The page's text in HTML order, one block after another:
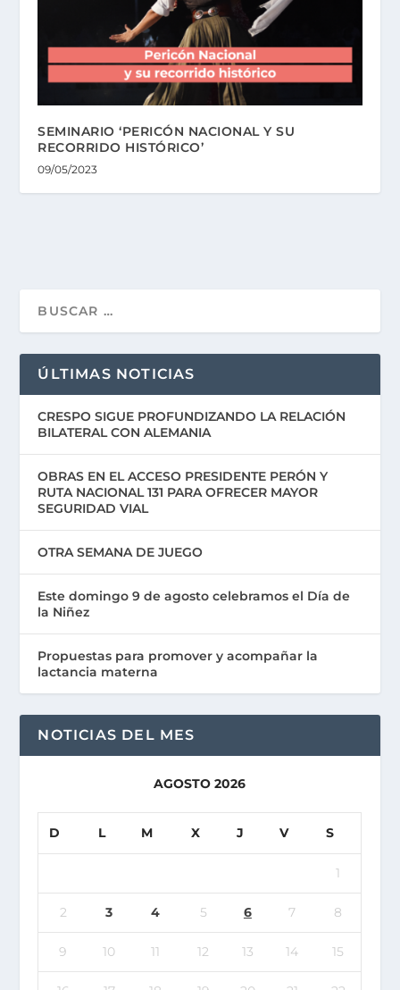
SEMINARIO ‘PERICÓN NACIONAL Y SU
RECORRIDO HISTÓRICO’
09/05/2023
ÚLTIMAS NOTICIAS
CRESPO SIGUE PROFUNDIZANDO LA RELACIÓN
BILATERAL CON ALEMANIA
OBRAS EN EL ACCESO PRESIDENTE PERÓN Y
RUTA NACIONAL 131 PARA OFRECER MAYOR
SEGURIDAD VIAL
OTRA SEMANA DE JUEGO
Este domingo 9 de agosto celebramos el Día de
la Niñez
Propuestas para promover y acompañar la
lactancia materna
NOTICIAS DEL MES
AGOSTO 2026
D L M X J V S
1
2 3 4 5 6 7 8
9 10 11 12 13 14 15